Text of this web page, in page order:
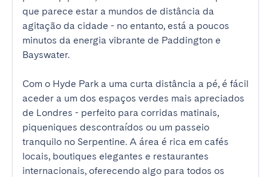
que parece estar a mundos de distância da
agitação da cidade - no entanto, está a poucos
minutos da energia vibrante de Paddington e
Bayswater.
Com o Hyde Park a uma curta distância a pé, é fácil
aceder a um dos espaços verdes mais apreciados
de Londres - perfeito para corridas matinais,
piqueniques descontraídos ou um passeio
tranquilo no Serpentine. A área é rica em cafés
locais, boutiques elegantes e restaurantes
internacionais, oferecendo algo para todos os